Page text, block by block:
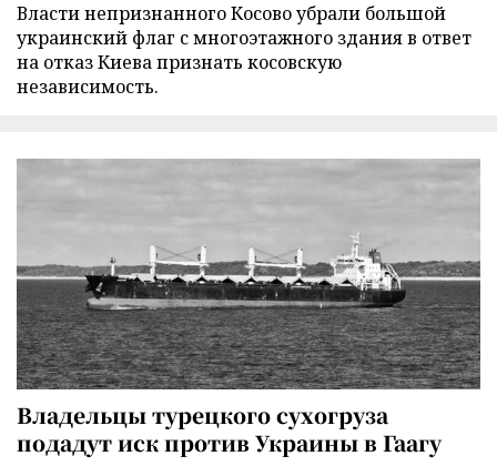
Власти непризнанного Косово убрали большой
украинский флаг с многоэтажного здания в ответ
на отказ Киева признать косовскую
независимость.
Владельцы турецкого сухогруза
подадут иск против Украины в Гаагу